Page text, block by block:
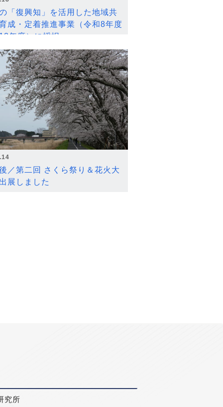
「復興知」を活用した地域共
成・定着推進事業（令和8年度
年度）に採択
／第二回 さくら祭り＆花火大
展しました
究所